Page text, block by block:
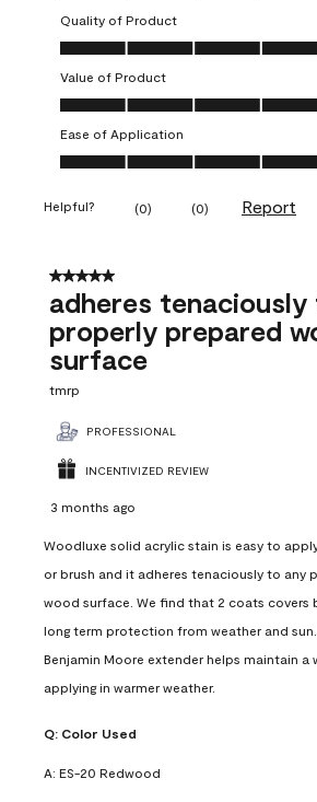
Quality of Product
Quality of Product, 5.0 out of 5
Value of Product
Value of Product, 5.0 out of 5
Ease of Application
Ease of Application, 5.0 out of 5
Helpful? (0) (0) Report
5 out of 5 stars.
adheres tenaciously
properly prepared
surface
tmrp
PROFESSIONAL
INCENTIVIZED REVIEW
3 months ago
Woodluxe solid acrylic stain is easy to
or brush and it adheres tenaciously to any
wood surface. We find that 2 coats covers
long term protection from weather and
Benjamin Moore extender helps maintain a
applying in warmer weather.
Q: Color Used
A: ES-20 Redwood